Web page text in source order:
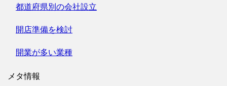
都道府県別の会社設立
開店準備を検討
開業が多い業種
メタ情報